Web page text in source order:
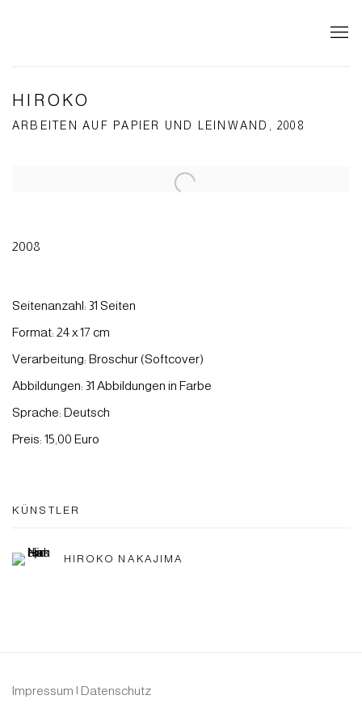
HIROKO
ARBEITEN AUF PAPIER UND LEINWAND, 2008
Open a larger version of the following image in a popup:
2008
Seitenanzahl: 31 Seiten
Format: 24 x 17 cm
Verarbeitung: Broschur (Softcover)
Abbildungen: 31 Abbildungen in Farbe
Sprache: Deutsch
Preis: 15,00 Euro
KÜNSTLER
HIROKO NAKAJIMA
Impressum | Datenschutz